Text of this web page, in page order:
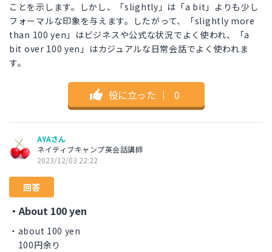
ことを示します。しかし、「slightly」は「a bit」よりも少し
フォーマルな印象を与えます。したがって、「slightly more
than 100 yen」はビジネスや公式な状況でよく使われ、「a
bit over 100 yen」はカジュアルな日常会話でよく使われま
す。
役に立った ｜ 0
AYAさん
ネイティブキャンプ英会話講師
2023/12/03 22:22
回答
・About 100 yen
・about 100 yen
100円余り